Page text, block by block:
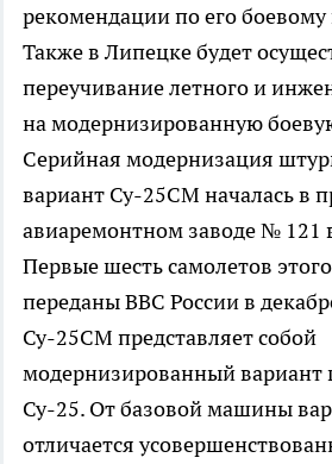
рекомендации по его
Также в Липецке будет
переучивание летного и
на модернизированную
Серийная модернизация
вариант Су-25СМ началась в
авиаремонтном заводе № 121
Первые шесть самолетов
переданы ВВС России в
Су-25СМ представляет собой
модернизированный вариант
Су-25. От базовой машины
отличается